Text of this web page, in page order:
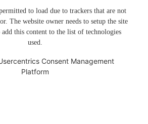
to load due to trackers that are not
The website owner needs to setup the site
this content to the list of technologies
used.
Consent Management
Platform